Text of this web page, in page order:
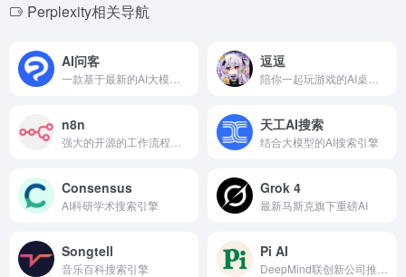
Perplexity相关导航
AI问客 逗逗
n8n 天工AI搜索
结合大模型的AI搜索引擎
Consensus
AI科研学术搜索引擎
Grok 4
最新马斯克旗下重磅AI
Songtell
音乐百科搜索引擎
Pi AI